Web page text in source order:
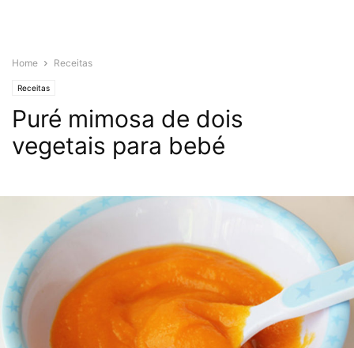
Home Receitas
Receitas
Puré mimosa de dois
vegetais para bebé